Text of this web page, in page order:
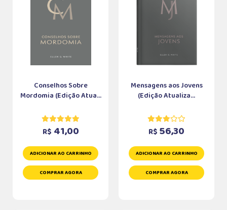
Conselhos Sobre
Mordomia (Edição Atua...
R$ 41,00
ADICIONAR AO CARRINHO
COMPRAR AGORA
Mensagens aos Jovens
(Edição Atualiza...
R$ 56,30
ADICIONAR AO CARRINHO
COMPRAR AGORA